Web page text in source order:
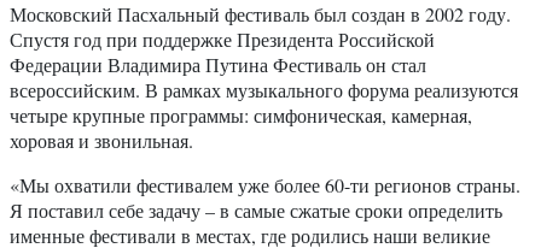
Московский Пасхальный фестиваль был создан в 2002 году.
Спустя год при поддержке Президента Российской
Федерации Владимира Путина Фестиваль он стал
всероссийским. В рамках музыкального форума реализуются
четыре крупные программы: симфоническая, камерная,
хоровая и звонильная.
«Мы охватили фестивалем уже более 60-ти регионов страны.
Я поставил себе задачу – в самые сжатые сроки определить
именные фестивали в местах, где родились наши великие